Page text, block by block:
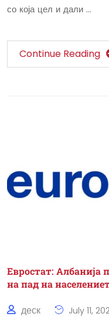
со која цел и дали …
Continue Reading
Евростат: Албанија
на пад на
деск July 11,